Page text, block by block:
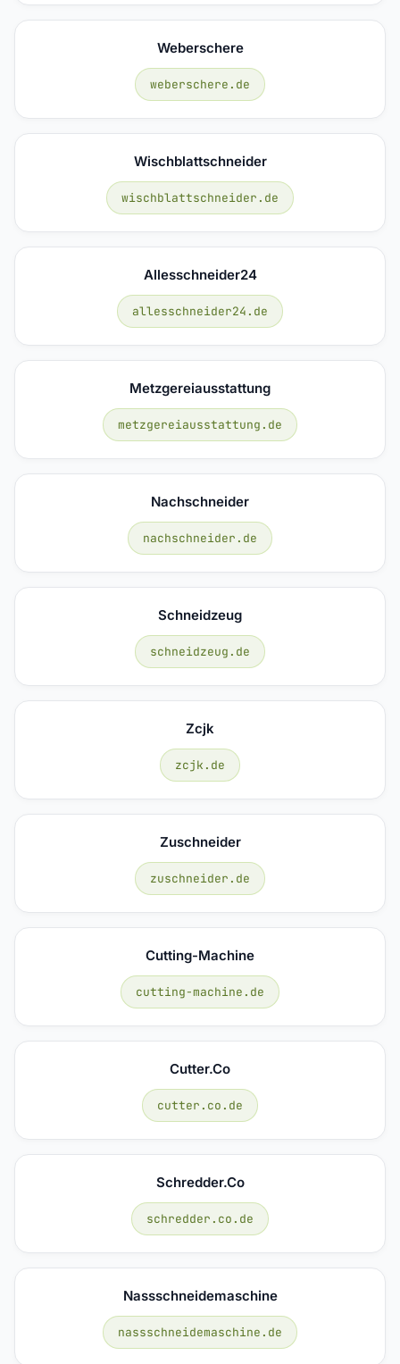
Weberschere
weberschere.de
Wischblattschneider
wischblattschneider.de
Allesschneider24
allesschneider24.de
Metzgereiausstattung
metzgereiausstattung.de
Nachschneider
nachschneider.de
Schneidzeug
schneidzeug.de
Zcjk
zcjk.de
Zuschneider
zuschneider.de
Cutting-Machine
cutting-machine.de
Cutter.co
cutter.co.de
Schredder.co
schredder.co.de
Nassschneidemaschine
nassschneidemaschine.de